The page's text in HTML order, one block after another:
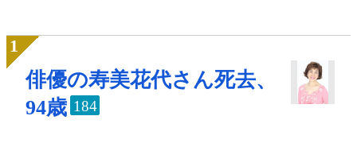
俳優の寿美花代さん死去、
94歳 184